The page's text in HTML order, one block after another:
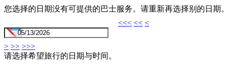
您选择的日期没有可提供的巴士服务。请重新再选择别的日期
<<< << <
> >> >>>
请选择希望旅行的日期与时间。